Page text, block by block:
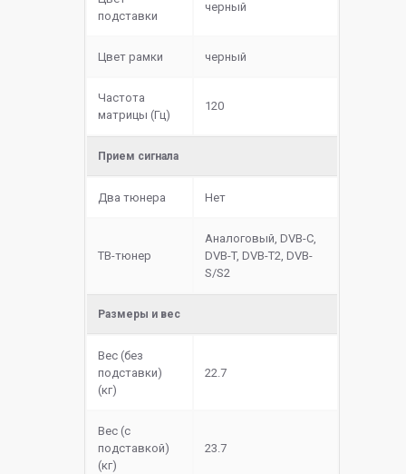
подставки
черный
Цвет рамки черный
Частота
матрицы (Гц)
120
Прием сигнала
Два тюнера Нет
ТВ-тюнер
Аналоговый, DVB-C,
DVB-T, DVB-T2, DVB-
S/S2
Размеры и вес
Вес (без
подставки)
(кг)
22.7
Вес (с
подставкой)
(кг)
23.7